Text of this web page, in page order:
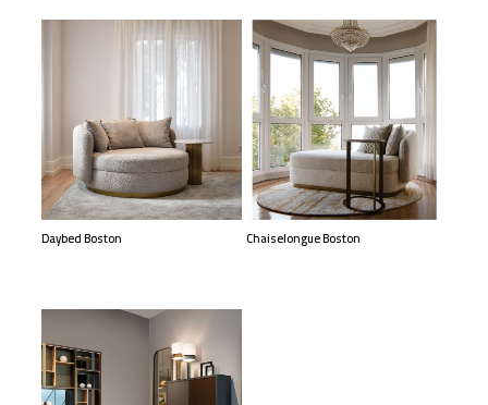
Daybed Boston Chaiselongue Boston